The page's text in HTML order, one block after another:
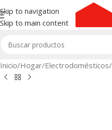
Skip to navigation
Skip to main content
Inicio/Hogar/Electrodomésticos/